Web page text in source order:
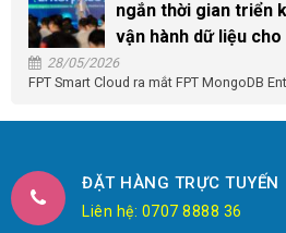
ngắn thời gian triển
vận hành dữ liệu
28/05/2026
FPT Smart Cloud ra mắt FPT MongoDB
ĐẶT HÀNG TRỰC TUYẾN
Liên hệ: 0707 8888 36